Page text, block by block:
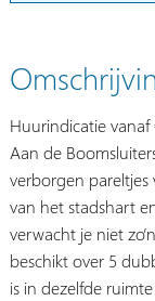
Huurindicatie vanaf
Aan de
verborgen pareltjes
van het stadshart
verwacht je niet
beschikt over 5
is in dezelfde